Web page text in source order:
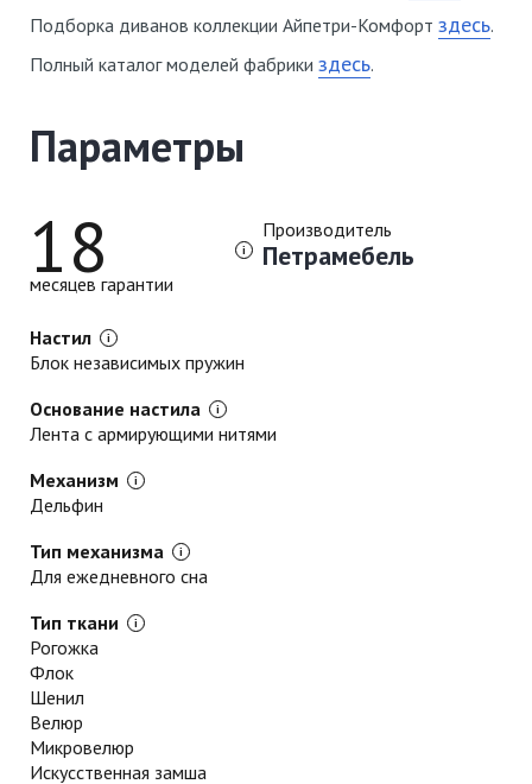
Подборка диванов коллекции Айпетри-Комфортздесь.
Полный каталог моделей фабрикиздесь.
Параметры
Настил
Блок независимых пружин
Основание настила
Лента с армирующими нитями
Механизм
Дельфин
Тип механизма
Для ежедневного сна
Тип ткани
Рогожка
Флок
Шенил
Велюр
Микровелюр
Искусственная замша
Производитель
Петрамебель
18
месяцев гарантии